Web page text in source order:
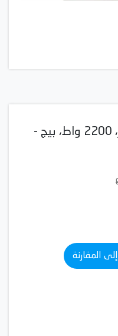
كاتيل كهربائى أوكين، 2 لتر، 2200 واط، بيج -
المقارنة